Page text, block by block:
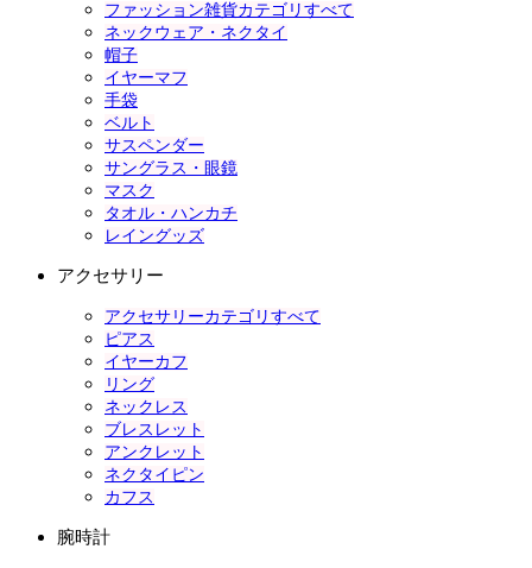
ファッション雑貨カテゴリすべて
ネックウェア・ネクタイ
帽子
イヤーマフ
手袋
ベルト
サスペンダー
サングラス・眼鏡
マスク
タオル・ハンカチ
レイングッズ
アクセサリー
アクセサリーカテゴリすべて
ピアス
イヤーカフ
リング
ネックレス
ブレスレット
アンクレット
ネクタイピン
カフス
腕時計